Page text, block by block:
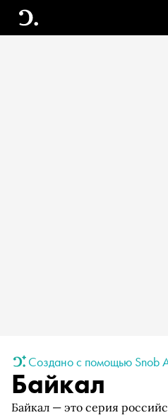
Создано с помощью Snob
Байкал
Байкал — это серия